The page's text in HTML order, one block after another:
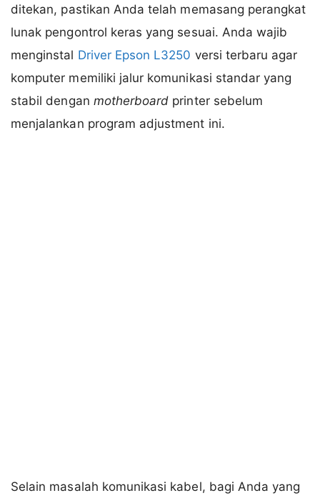
ditekan, pastikan Anda telah memasang perangkat
lunak pengontrol keras yang sesuai. Anda wajib
menginstal Driver Epson L3250 versi terbaru agar
komputer memiliki jalur komunikasi standar yang
stabil dengan motherboard printer sebelum
menjalankan program adjustment ini.
Selain masalah komunikasi kabel, bagi Anda yang